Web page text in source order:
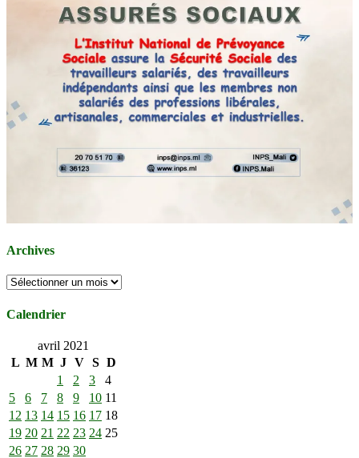
Archives
Archives
Calendrier
avril 2021
L M M J V S D
1
2 3
4
5
6 7 8 9 10 11
12 13 14 15 16 17 18
19 20 21 22 23 24 25
26 27 28 29 30